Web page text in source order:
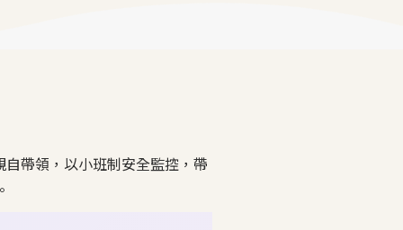
帶領，以小班制安全監控，帶